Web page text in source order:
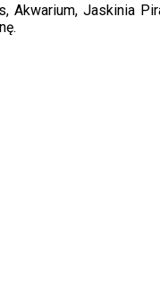
Akwarium, Jaskinia